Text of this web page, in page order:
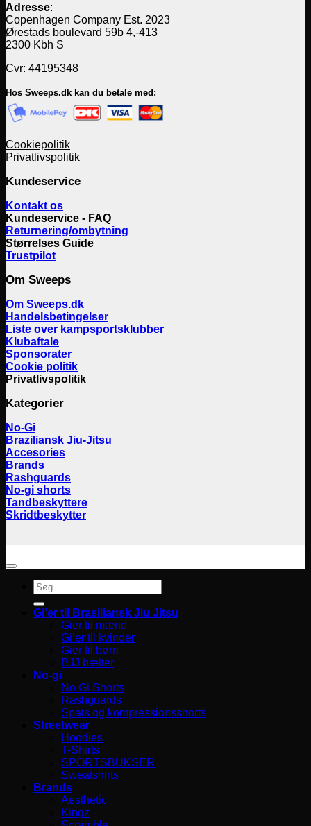
Adresse:
Copenhagen Company Est. 2023
Ørestads boulevard 59b 4,-413
2300 Kbh S
Cvr: 44195348
Hos Sweeps.dk kan du betale med:
Cookiepolitik
Privatlivspolitik
Kundeservice
Kontakt os
Kundeservice - FAQ
Returnering/ombytning
Størrelses Guide
Trustpilot
Om Sweeps
Om Sweeps.dk
Handelsbetingelser
Liste over kampsportsklubber
Klubaftale
Sponsorater
Cookie politik
Privatlivspolitik
Kategorier
No-Gi
Braziliansk Jiu-Jitsu
Accesories
Brands
Rashguards
No-gi shorts
Tandbeskyttere
Skridtbeskytter
Søg
efter:
Gi’er til Brasiliansk Jiu Jitsu
Gier til mænd
Gi’er til kvinder
Gier til børn
BJJ bælter
No-gi
No Gi Shorts
Rashguards
Spats og kompressionsshorts
Streetwear
Hoodies
T-Shirts
SPORTSBUKSER
Sweatshirts
Brands
Aesthetic
Kingz